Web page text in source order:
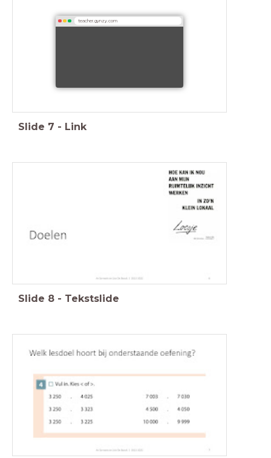
teacher.gynzy.com
Slide 7 - Link
Slide 8 - Tekstslide